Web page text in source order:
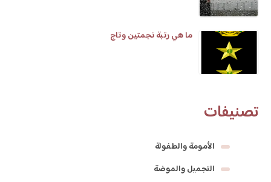
ما هي رتبة نجمتين وتاج
تصنيفات
الأمومة والطفولة
التجميل والموضة